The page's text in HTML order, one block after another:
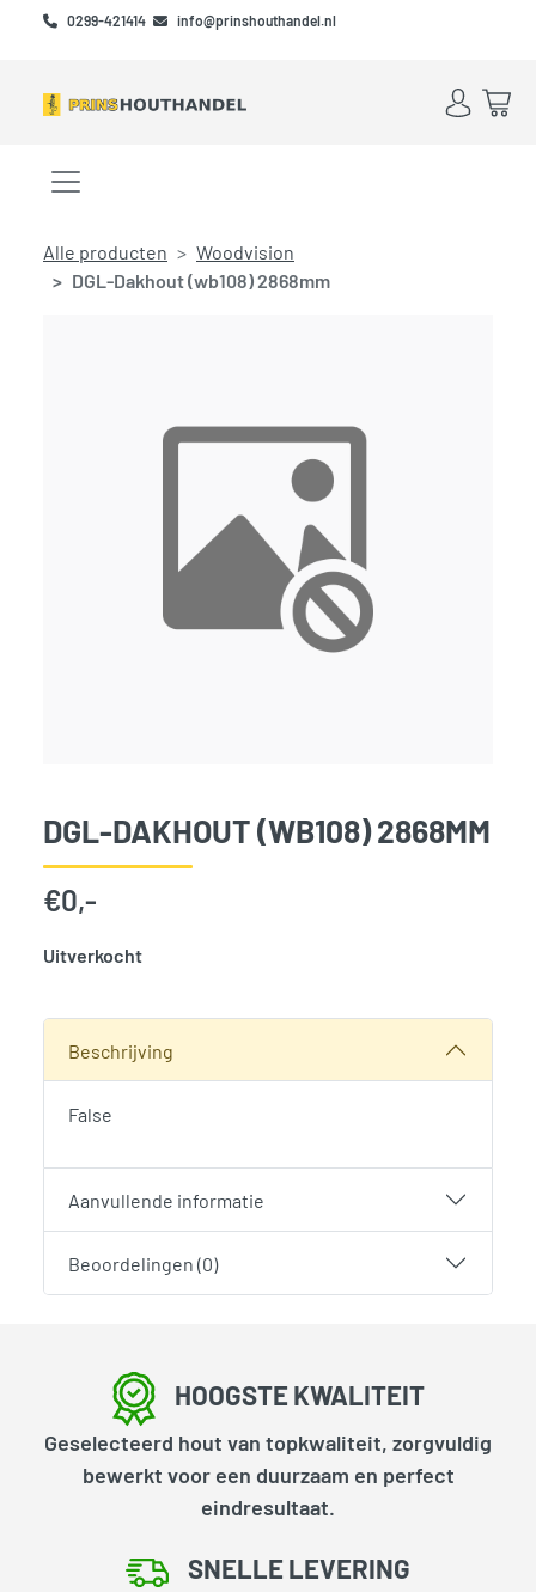
Skip to main content
Skip to footer
0299-421414 info@prinshouthandel.nl
Account
Menu openen/sluiten
Alle producten
Woodvision
DGL-Dakhout (wb108) 2868mm
DGL-DAKHOUT (WB108) 2868MM
€0,-
Uitverkocht
Beschrijving
False
Aanvullende informatie
Beoordelingen (0)
HOOGSTE KWALITEIT
Geselecteerd hout van topkwaliteit, zorgvuldig
bewerkt voor een duurzaam en perfect
eindresultaat.
SNELLE LEVERING